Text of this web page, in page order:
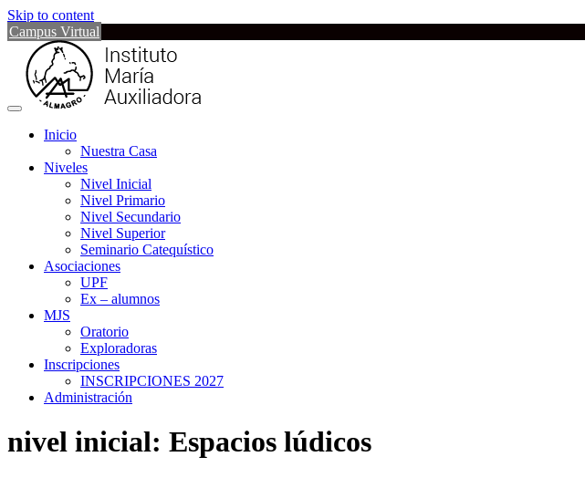
Skip to content
Campus Virtual
Inicio
Nuestra Casa
Niveles
Nivel Inicial
Nivel Primario
Nivel Secundario
Nivel Superior
Seminario Catequístico
Asociaciones
UPF
Ex – alumnos
MJS
Oratorio
Exploradoras
Inscripciones
INSCRIPCIONES 2027
Administración
nivel inicial: Espacios lúdicos